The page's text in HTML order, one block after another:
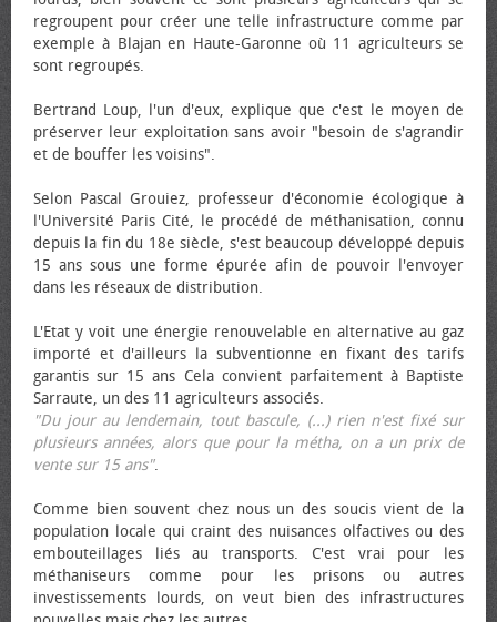
regroupent pour créer une telle infrastructure comme par
exemple à Blajan en Haute-Garonne où 11 agriculteurs se
sont regroupés.
Bertrand Loup, l'un d'eux, explique que c'est le moyen de
préserver leur exploitation sans avoir "besoin de s'agrandir
et de bouffer les voisins".
Selon Pascal Grouiez, professeur d'économie écologique à
l'Université Paris Cité, le procédé de méthanisation, connu
depuis la fin du 18e siècle, s'est beaucoup développé depuis
15 ans sous une forme épurée afin de pouvoir l'envoyer
dans les réseaux de distribution.
L'Etat y voit une énergie renouvelable en alternative au gaz
importé et d'ailleurs la subventionne en fixant des tarifs
garantis sur 15 ans Cela convient parfaitement à Baptiste
Sarraute, un des 11 agriculteurs associés.
"Du jour au lendemain, tout bascule, (...) rien n'est fixé sur
plusieurs années, alors que pour la métha, on a un prix de
vente sur 15 ans".
Comme bien souvent chez nous un des soucis vient de la
population locale qui craint des nuisances olfactives ou des
embouteillages liés au transports. C'est vrai pour les
méthaniseurs comme pour les prisons ou autres
investissements lourds, on veut bien des infrastructures